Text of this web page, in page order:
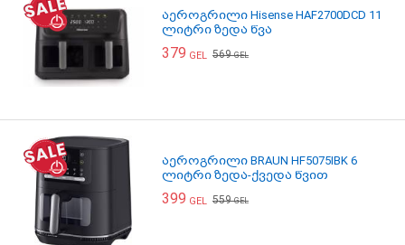
აეროგრილი Hisense HAF2700DCD 11
ლიტრი ზედა წვა
379 GEL 569GEL
აეროგრილი BRAUN HF5075IBK 6
ლიტრი ზედა-ქვედა წვით
399 GEL 559GEL